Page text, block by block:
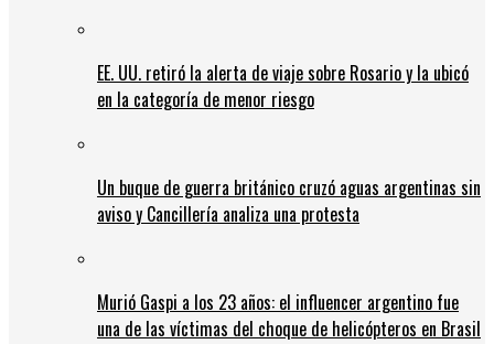
EE. UU. retiró la alerta de viaje sobre Rosario y la ubicó
en la categoría de menor riesgo
Un buque de guerra británico cruzó aguas argentinas sin
aviso y Cancillería analiza una protesta
Murió Gaspi a los 23 años: el influencer argentino fue
una de las víctimas del choque de helicópteros en Brasil